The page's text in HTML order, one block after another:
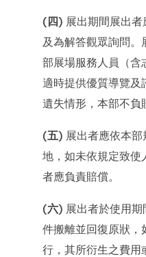
(四) 展出期間展出
及為解答觀眾詢問
部展場服務人員（
適時提供優質導覽
遺失情形，本部不負
(五) 展出者應依本
地，如未依規定致使
者應負責賠償。
(六) 展出者於使用
件搬離並回復原狀，
行，其所衍生之費用